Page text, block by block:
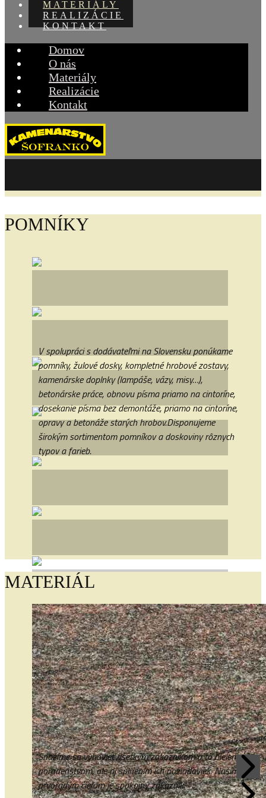
MATERIÁLY
REALIZÁCIE
KONTAKT
Domov
O nás
Materiály
Realizácie
Kontakt
POMNÍKY
V spolupráci s dodávateľmi na Slovensku ponúkame
pomníky, žulové dosky, kompletné hrobové zostavy,
kamenárske doplnky (lampáše, vázy, misy…),
betonárske práce, obnovu písma priamo na cintoríne,
dosekanie písma bez demontáže, priamo na cintoríne,
opravy a betonáže starých hrobov.Disponujeme
širokým sortimentom pomníkov a doskoviny rôznych
typov a farieb.
MATERIÁL
Snažíme sa vyhovieť všetkým zákazníkom a to nielen
poradenstvom, ale aj splnením ich požiadaviek. Naším
prvoradým cieľom je spokojný zákazník.